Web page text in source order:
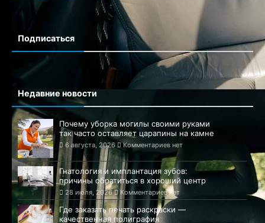
Сайт города Полтавы
Подписаться
Недавние новости
Почему уборка могилы своими руками
так часто оставляет царапины на камне
6 августа, 2026 Комментариев нет
Гнатология и имплантация зубов:
причины обратиться в хороший центр
28 июля, 2026 Комментариев нет
Где заказать печать раскраски —
качественная полиграфия